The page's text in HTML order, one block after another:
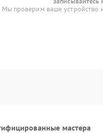
Мы проверим ваше устройство
мастера